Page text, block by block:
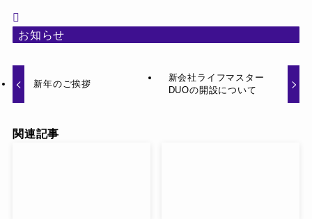
お知らせ
新年のご挨拶
新会社ライフマスター
DUOの開設について
関連記事